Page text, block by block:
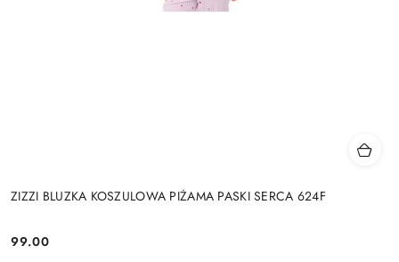
ZIZZI BLUZKA KOSZULOWA PIŻAMA PASKI SERCA 624F
Cena:
99.00